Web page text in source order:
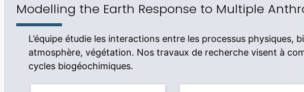
Modelling the Earth Response to Multiple
L’équipe étudie les interactions entre les processus
atmosphère, végétation. Nos travaux de recherche visent à
cycles biogéochimiques.